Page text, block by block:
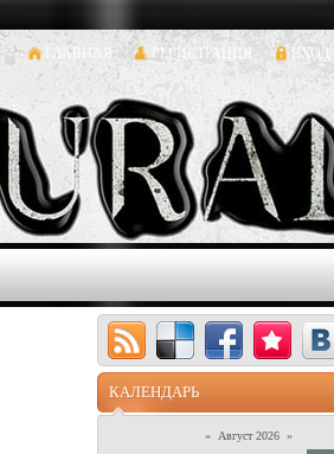
ВХОД
РЕГИСТРАЦИЯ
ГЛАВНАЯ
КАЛЕНДАРЬ
« Август 2026 »